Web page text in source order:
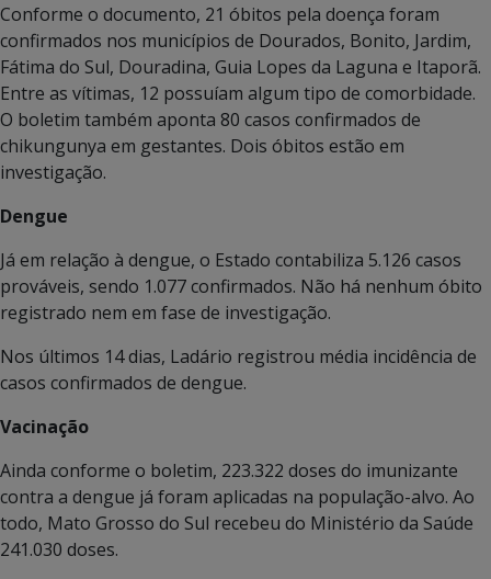
Conforme o documento, 21 óbitos pela doença foram
confirmados nos municípios de Dourados, Bonito, Jardim,
Fátima do Sul, Douradina, Guia Lopes da Laguna e Itaporã.
Entre as vítimas, 12 possuíam algum tipo de comorbidade.
O boletim também aponta 80 casos confirmados de
chikungunya em gestantes. Dois óbitos estão em
investigação.
Dengue
Já em relação à dengue, o Estado contabiliza 5.126 casos
prováveis, sendo 1.077 confirmados. Não há nenhum óbito
registrado nem em fase de investigação.
Nos últimos 14 dias, Ladário registrou média incidência de
casos confirmados de dengue.
Vacinação
Ainda conforme o boletim, 223.322 doses do imunizante
contra a dengue já foram aplicadas na população-alvo. Ao
todo, Mato Grosso do Sul recebeu do Ministério da Saúde
241.030 doses.